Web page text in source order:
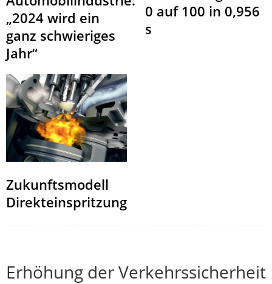
„2024 wird ein
ganz schwieriges
Jahr“
0 auf 100 in 0,956
s
Zukunftsmodell
Direkteinspritzung
Erhöhung der Verkehrssicherheit